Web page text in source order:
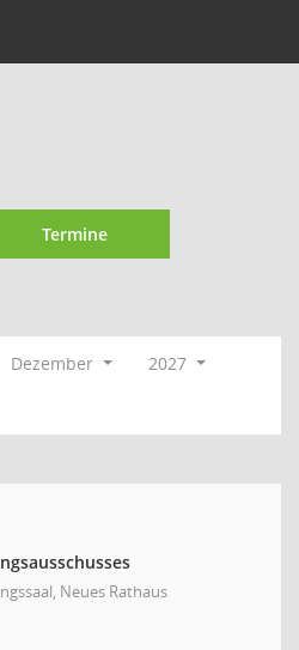
Termine
Dezember
2027
Neues Rathaus